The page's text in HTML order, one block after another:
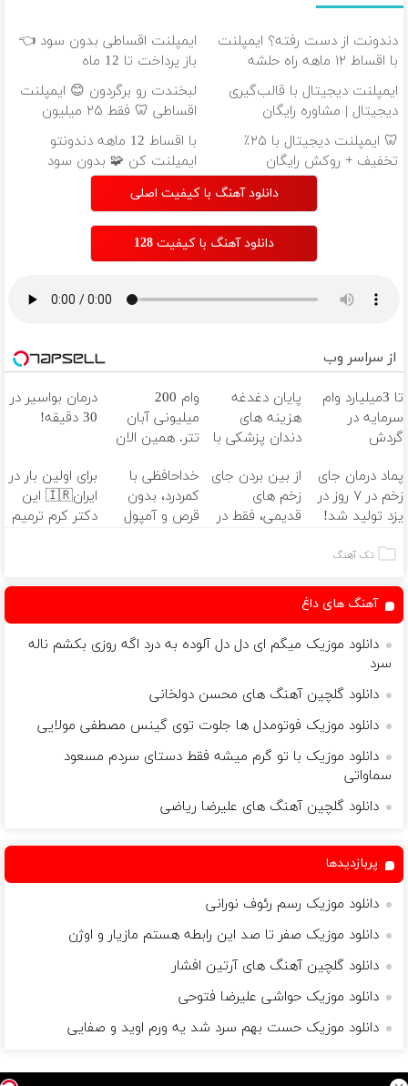
دندونت از دست رفته؟ ایمپلنت
با اقساط ۱۲ ماهه راه حلشه
ایمپلنت اقساطی بدون سود 👈
باز پرداخت تا 12 ماه
ایمپلنت دیجیتال با قالب‌گیری
دیجیتال | مشاوره رایگان
لبخندت رو برگردون 😊 ایمپلنت
اقساطی 🦷 فقط ۲۵ میلیون
🦷 ایمپلنت دیجیتال با ۲۵٪
تخفیف + روکش رایگان
با اقساط 12 ماهه دندونتو
ایمپلنت کن 🧩 بدون سود
دانلود آهنگ با کیفیت اصلی
دانلود آهنگ با کیفیت 128
از سراسر وب
تا 3میلیارد وام
سرمایه در
گردش
فروشگاهت رو
ثبت کن
پایان دغدغه
هزینه های
دندان پزشکی با
کننده خانگی
وام 200
میلیونی آبان
تتر. همین الان
درمان بواسیر در
30 دقیقه!
پماد درمان جای
زخم در ۷ روز در
یزد تولید شد!
از بین بردن جای
زخم های
قدیمی، فقط در
خداحافظی با
کمردرد، بدون
قرص و آمپول
برای اولین بار در
ایران🇮🇷 این
دکتر کرم ترمیم
تک آهنگ
آهنگ های داغ
دانلود موزیک میگم ای دل دل آلوده به درد اگه روزی بکشم ناله
سرد
دانلود گلچین آهنگ های محسن دولخانی
دانلود موزیک فوتومدل ها جلوت توی گینس مصطفی مولایی
دانلود موزیک با تو گرم میشه فقط دستای سردم مسعود
سماواتى
دانلود گلچین آهنگ های علیرضا ریاضی
پربازدیدها
دانلود موزیک رسم رئوف نورانی
دانلود موزیک صفر تا صد این رابطه هستم مازیار و اوژن
دانلود گلچین آهنگ های آرتین افشار
دانلود موزیک حواشی علیرضا فتوحی
دانلود موزیک حست بهم سرد شد یه ورم اوید و صفایی